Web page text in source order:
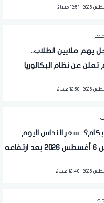
مصر
يهم ملايين الطلاب..
تعلن عن نظام البكالوريا
بكام؟.. سعر النحاس اليوم
الخميس 6 أغسطس 2026 بعد ارتفاعه
مصر